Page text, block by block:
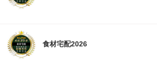
食材宅配2026